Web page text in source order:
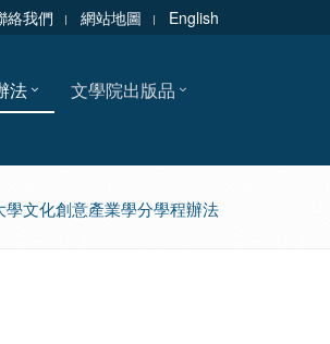
絡我們 網站地圖 English
法
文學院出版品
學文化創意產業學分學程辦法